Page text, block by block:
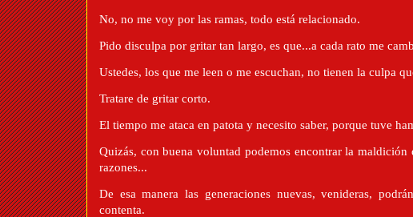
No, no me voy por las ramas, todo está relacionado.
Pido disculpa por gritar tan largo, es que...a cada rato me
Ustedes, los que me leen o me escuchan, no tienen la culpa
Tratare de gritar corto.
El tiempo me ataca en patota y necesito saber, porque tuve
Quizás, con buena voluntad podemos encontrar la maldición
razones...
De esa manera las generaciones nuevas, venideras,
contenta.